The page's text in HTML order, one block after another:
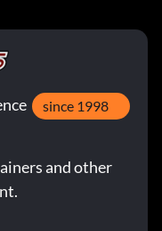
since 1998
and other